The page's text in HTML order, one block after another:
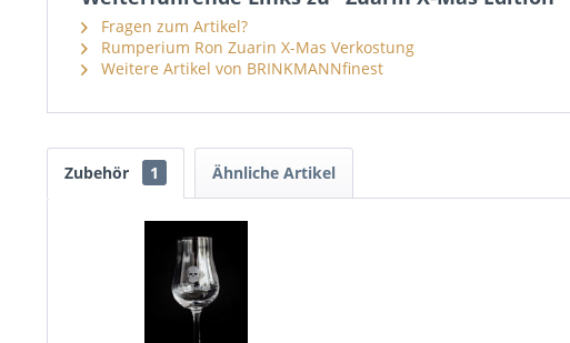
Fragen zum Artikel?
Rumperium Ron Zuarin X-Mas Verkostung
Weitere Artikel von BRINKMANNfinest
Zubehör 1 Ähnliche Artikel